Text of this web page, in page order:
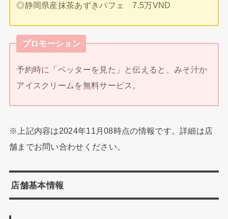
◎静岡県産抹茶あずきパフェ 7.5万VND
プロモーション
予約時に「ベッターを見た」と伝えると、みそ汁か
アイスクリームを無料サービス。
※上記内容は2024年11月08時点の情報です。詳細は店
舗までお問い合わせください。
店舗基本情報